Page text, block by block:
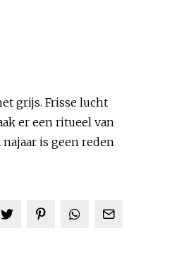
grijs. Frisse lucht
er een ritueel van
is geen reden